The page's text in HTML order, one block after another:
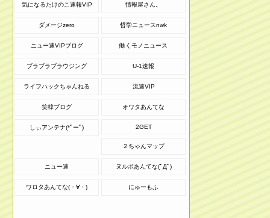
気になるたけのこ速報VIP 情報屋さん。
ダメージzero 哲学ニュースnwk
ニュー速VIPブログ 働くモノニュース
ブラブラブラウジング U-1速報
ライフハックちゃんねる 流速VIP
笑韓ブログ オワタあんてな
しぃアンテナ(*ﾟーﾟ) 2GET
２ちゃんマップ
ニュー速 ヌルポあんてな(ﾟДﾟ)
ワロタあんてな(・∀・) にゅーもふ